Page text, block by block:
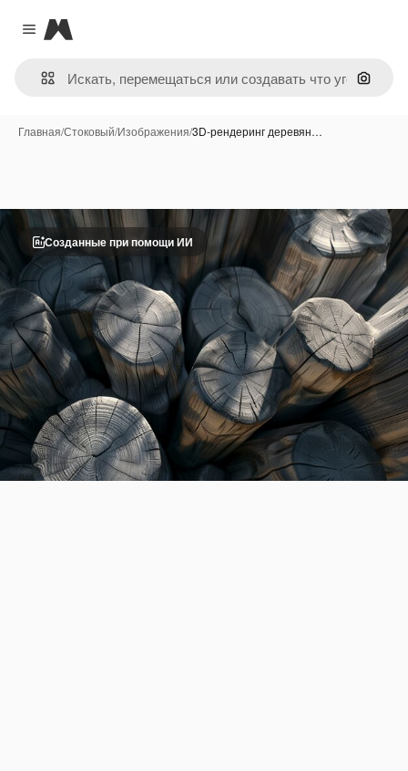
Close menu
Magnific
Поиск
Главная/Стоковый/Изображения/3D-рендеринг деревян…
Созданные при помощи ИИ